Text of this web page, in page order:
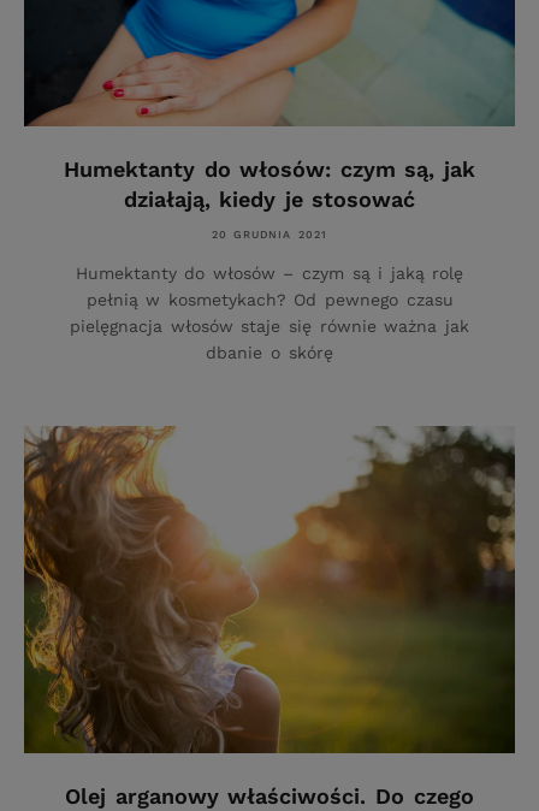
Humektanty do włosów: czym są, jak
działają, kiedy je stosować
20 GRUDNIA 2021
Humektanty do włosów – czym są i jaką rolę
pełnią w kosmetykach? Od pewnego czasu
pielęgnacja włosów staje się równie ważna jak
dbanie o skórę
Olej arganowy właściwości. Do czego